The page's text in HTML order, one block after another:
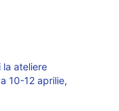
la ateliere
10-12 aprilie,